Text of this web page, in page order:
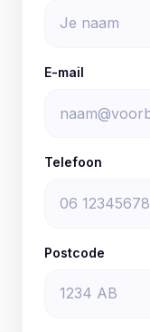
E-mail
Telefoon
Postcode